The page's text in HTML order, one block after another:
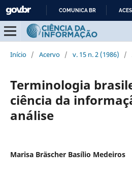
COMUNICA BR
Início / Acervo / v. 15 n. 2 (1986) /
Terminologia
ciência da
análise
Marisa Bräscher Basílio Medeiros